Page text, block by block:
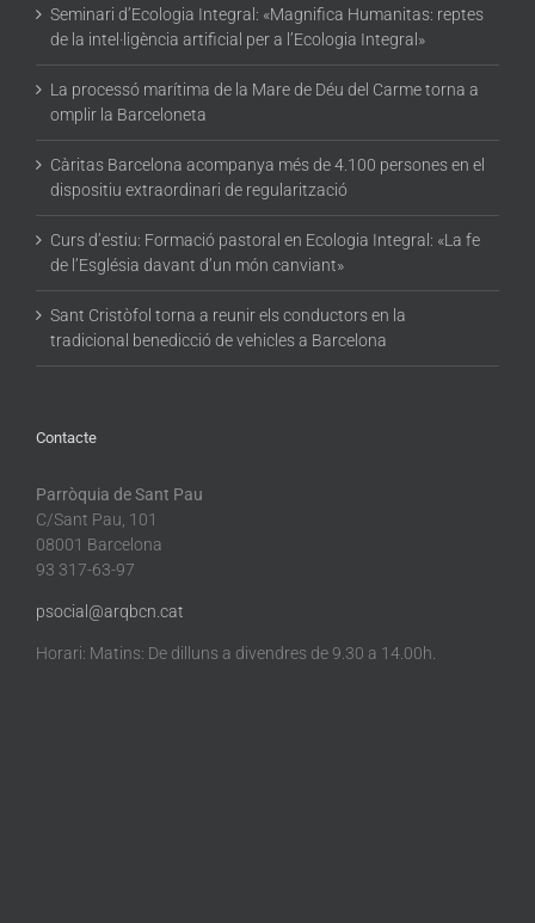
Seminari d’Ecologia Integral: «Magnifica Humanitas: reptes
de la intel·ligència artificial per a l’Ecologia Integral»
La processó marítima de la Mare de Déu del Carme torna a
omplir la Barceloneta
Càritas Barcelona acompanya més de 4.100 persones en el
dispositiu extraordinari de regularització
Curs d’estiu: Formació pastoral en Ecologia Integral: «La fe
de l’Església davant d’un món canviant»
Sant Cristòfol torna a reunir els conductors en la
tradicional benedicció de vehicles a Barcelona
Contacte
Parròquia de Sant Pau
C/Sant Pau, 101
08001 Barcelona
93 317-63-97
psocial@arqbcn.cat
Horari: Matins: De dilluns a divendres de 9.30 a 14.00h.